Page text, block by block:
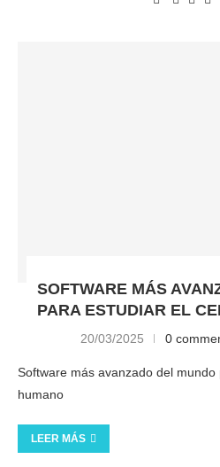
SOFTWARE MÁS
PARA ESTUDIAR EL
20/03/2025 0
Software más avanzado del
humano
LEER MÁS